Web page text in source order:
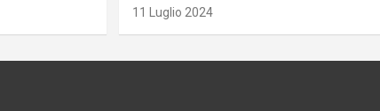
11 Luglio 2024